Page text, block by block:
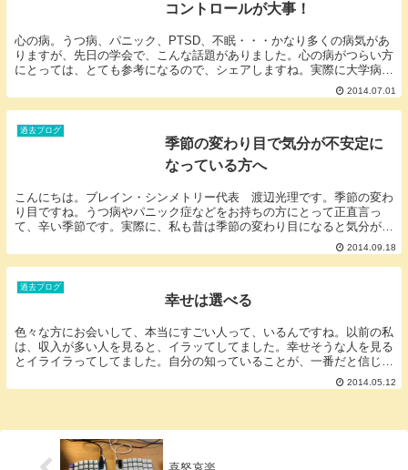
コントロールが大事！
心の病。うつ病、パニック、PTSD、不眠・・・かなり多くの病気があ
りますが、先日の学会で、こんな話題がありました。心の病がつらい方
にとっては、とても参考になるので、シェアしますね。実際に大学病院
2014.07.01
過去ブログ
季節の変わり目で気分が不安定に
なっている方へ
こんにちは。ブレイン・シンメトリー代表 渡辺光理です。季節の変わ
り目ですね。うつ病やパニック症などをお持ちの方にとって正直言っ
て、辛い季節です。実際に、私も昔は季節の変わり目になると気分が不
2014.09.18
過去ブログ
幸せは選べる
色々な方にお会いして、本当にすごい人って、いるんですね。以前の私
は、収入が多い人を見ると、イラッてしてました。幸せそうな人を見る
とイライラってしてました。自分の知っていることが、一番だと信じ込
2014.05.12